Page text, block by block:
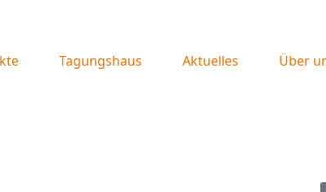
Tagungshaus Aktuelles Über